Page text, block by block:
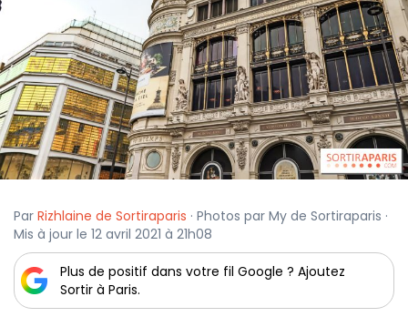
Par Rizhlaine de Sortiraparis · Photos par My de Sortiraparis ·
Mis à jour le 12 avril 2021 à 21h08
Plus de positif dans votre fil Google ? Ajoutez
Sortir à Paris.